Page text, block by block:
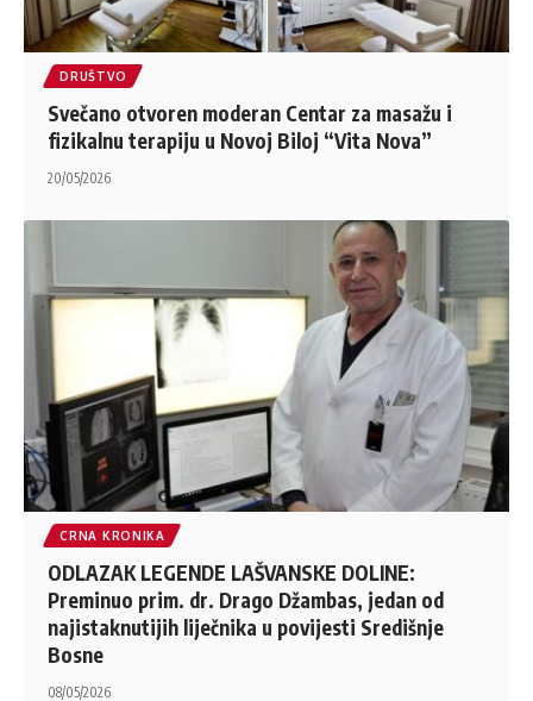
DRUŠTVO
Svečano otvoren moderan Centar za masažu i
fizikalnu terapiju u Novoj Biloj “Vita Nova”
20/05/2026
CRNA KRONIKA
ODLAZAK LEGENDE LAŠVANSKE DOLINE:
Preminuo prim. dr. Drago Džambas, jedan od
najistaknutijih liječnika u povijesti Središnje
Bosne
08/05/2026